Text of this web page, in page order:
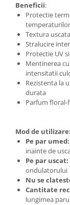
Beneficii:
Protectie
Textura
Stralucire
Protectie UV
Mentinerea
intensitatii
Rezistenta la
durata
Parfum floral-
Mod de utilizare:
Pe par umed:
inainte de
Pe par uscat:
ondulatorului
Nu se
Cantitate
lungimea